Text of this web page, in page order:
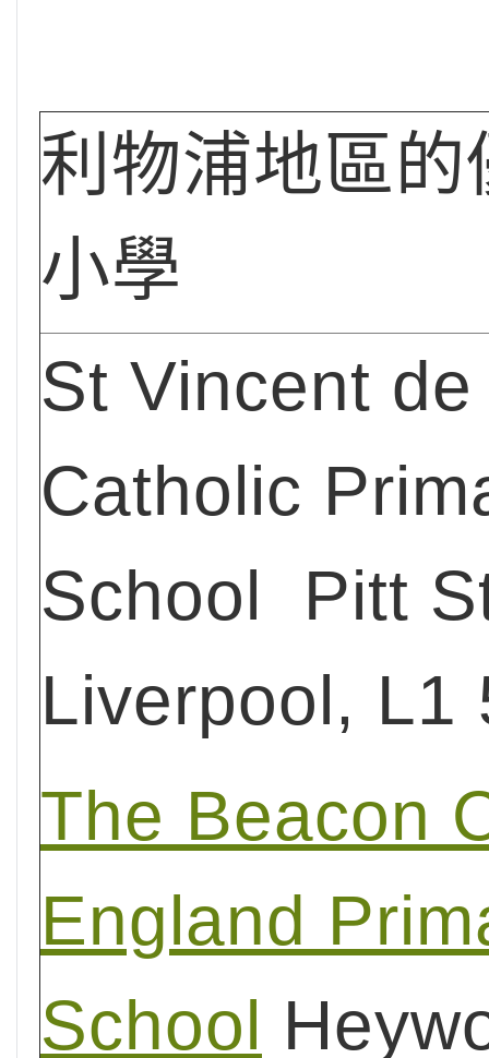
利物浦地區的
小學
St Vincent
Catholic
School Pitt
Liverpool, L1
The Beacon
England
School